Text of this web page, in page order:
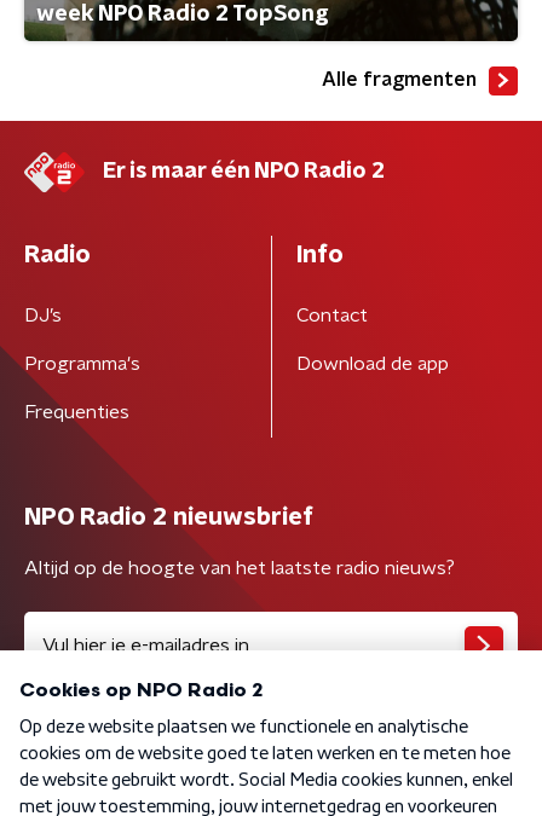
week NPO Radio 2 TopSong
Alle fragmenten
Er is maar één NPO Radio 2
Radio
DJ’s
Programma's
Frequenties
Info
Contact
Download de app
NPO Radio 2 nieuwsbrief
Altijd op de hoogte van het laatste radio nieuws?
Algemene voorwaarden